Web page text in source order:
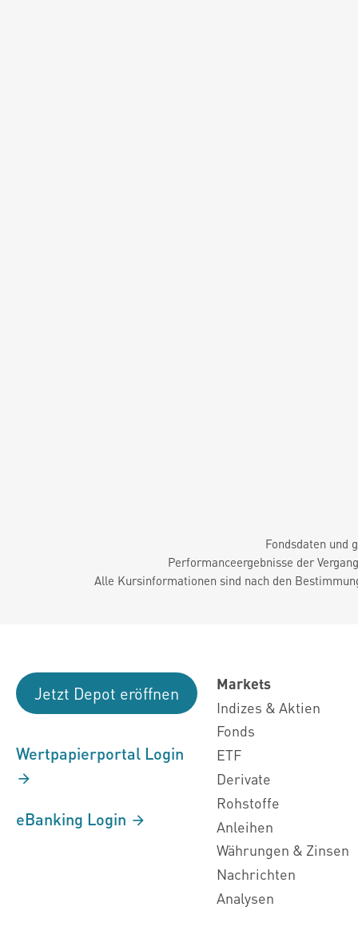
Fondsdaten und
Performanceergebnisse der
Alle Kursinformationen sind nach den
Jetzt Depot eröffnen
Wertpapierportal Login
eBanking Login
Markets
Indizes & Aktien
Fonds
ETF
Derivate
Rohstoffe
Anleihen
Währungen & Zinsen
Nachrichten
Analysen